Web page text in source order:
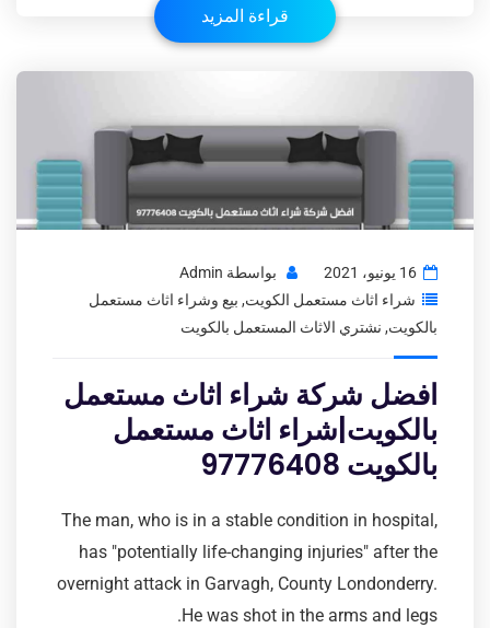
قراءة المزيد
16 يونيو، 2021 بواسطة Admin
شراء اثاث مستعمل الكويت, بيع وشراء اثاث مستعمل
بالكويت, نشتري الاثاث المستعمل بالكويت
افضل شركة شراء اثاث مستعمل
بالكويت|شراء اثاث مستعمل
بالكويت 97776408
The man, who is in a stable condition in hospital,
has "potentially life-changing injuries" after the
overnight attack in Garvagh, County Londonderry.
He was shot in the arms and legs.